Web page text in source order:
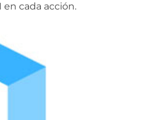
cada acción.